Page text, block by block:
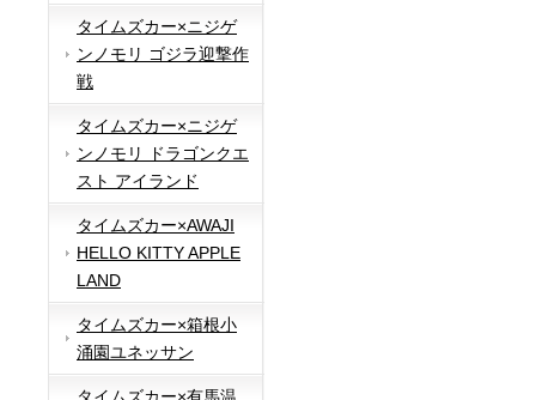
タイムズカー×ニジゲ
ンノモリ ゴジラ迎撃作
戦
タイムズカー×ニジゲ
ンノモリ ドラゴンクエ
スト アイランド
タイムズカー×AWAJI
HELLO KITTY APPLE
LAND
タイムズカー×箱根小
涌園ユネッサン